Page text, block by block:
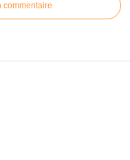
commentaire